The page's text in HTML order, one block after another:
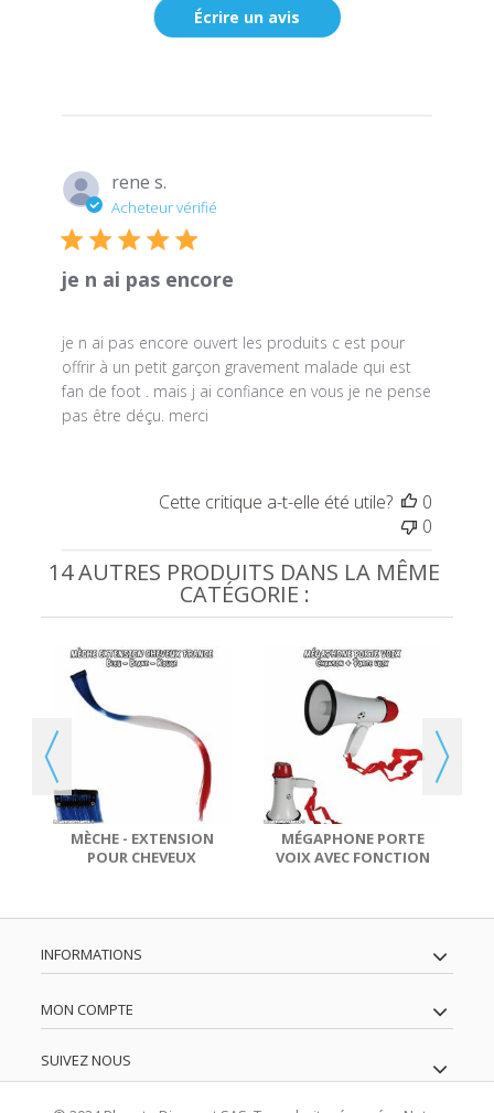
Écrire un avis
rene s.
Acheteur vérifié
je n ai pas encore
je n ai pas encore ouvert les produits c est pour
offrir à un petit garçon gravement malade qui est
fan de foot . mais j ai confiance en vous je ne pense
pas être déçu. merci
Cette critique a-t-elle été utile?
0
0
14 AUTRES PRODUITS DANS LA MÊME
CATÉGORIE :
MÈCHE - EXTENSION
POUR CHEVEUX
MÉGAPHONE PORTE
VOIX AVEC FONCTION
INFORMATIONS
MON COMPTE
SUIVEZ NOUS